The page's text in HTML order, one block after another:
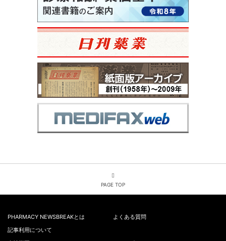
PAGE TOP
PHARMACY NEWSBREAKとは
よくある質問
記事利用について